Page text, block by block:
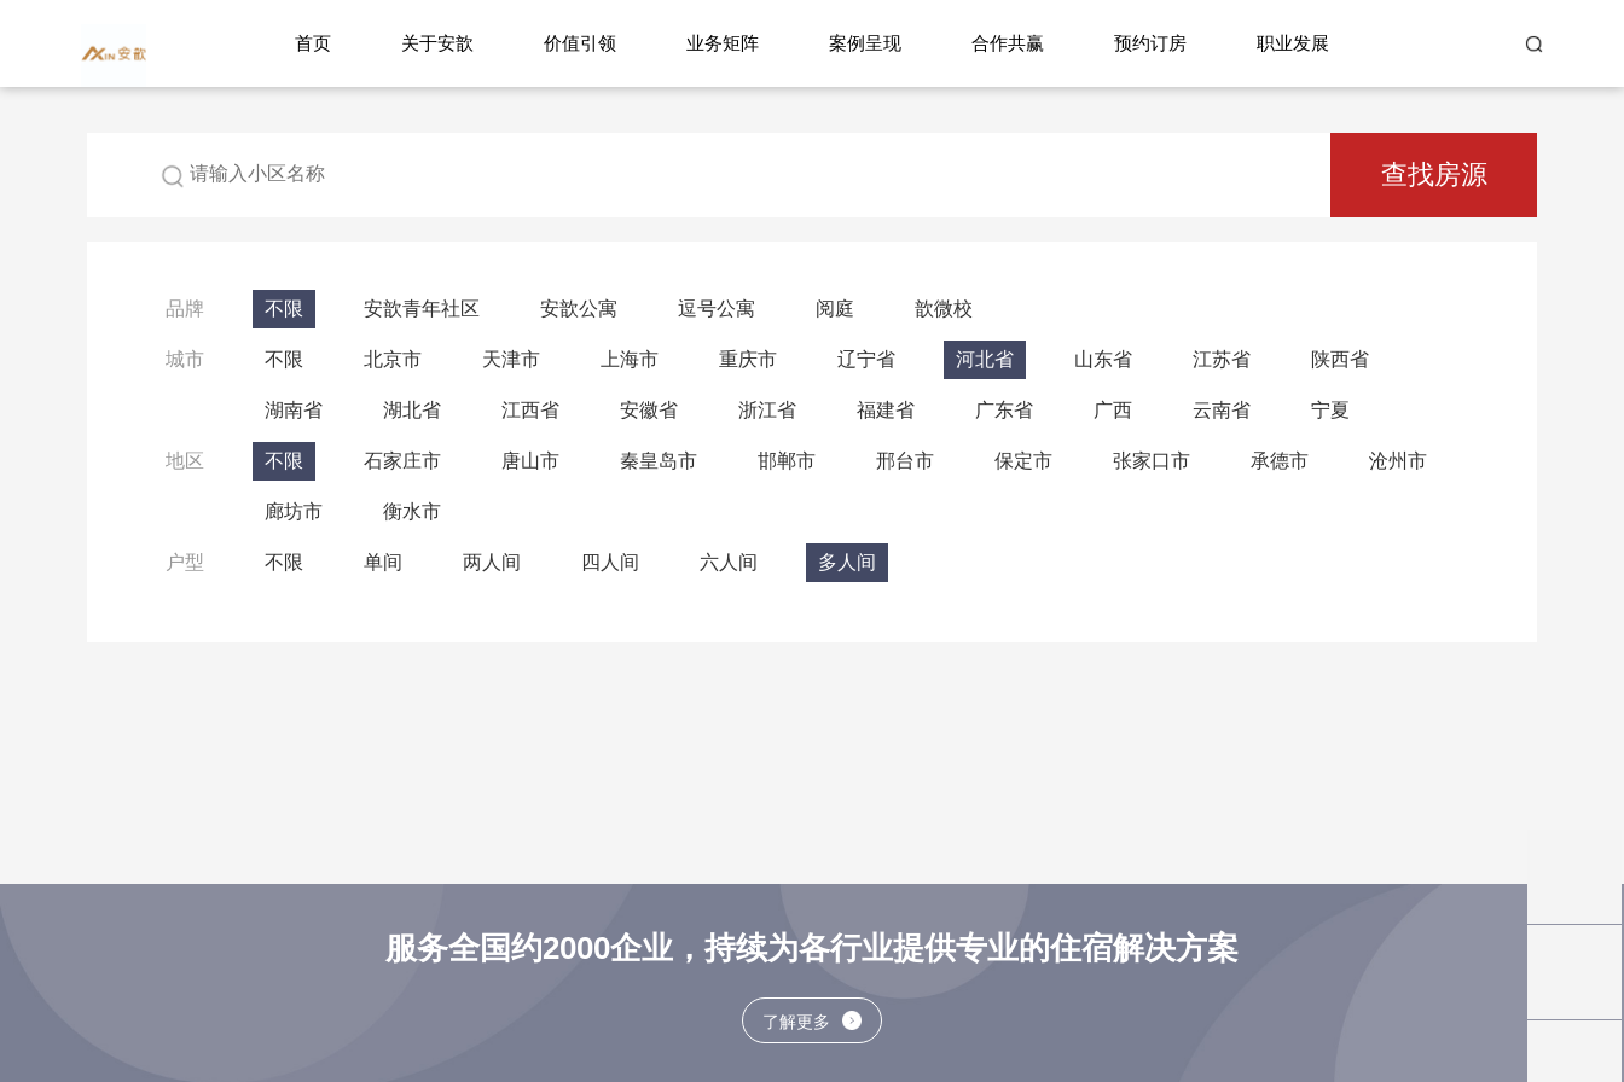
首页 关于安歆 价值引领 业务矩阵 案例呈现 合作共赢 预约订房 职业发展
查找房源
品牌 不限 安歆青年社区 安歆公寓 逗号公寓 阅庭 歆微校
城市 不限 北京市 天津市 上海市 重庆市 辽宁省 河北省 山东省 江苏省 陕西省
湖南省 湖北省 江西省 安徽省 浙江省 福建省 广东省 广西 云南省 宁夏
地区 不限 石家庄市 唐山市 秦皇岛市 邯郸市 邢台市 保定市 张家口市 承德市 沧州市
廊坊市 衡水市
户型 不限 单间 两人间 四人间 六人间 多人间
服务全国约2000企业，持续为各行业提供专业的住宿解决方案
了解更多